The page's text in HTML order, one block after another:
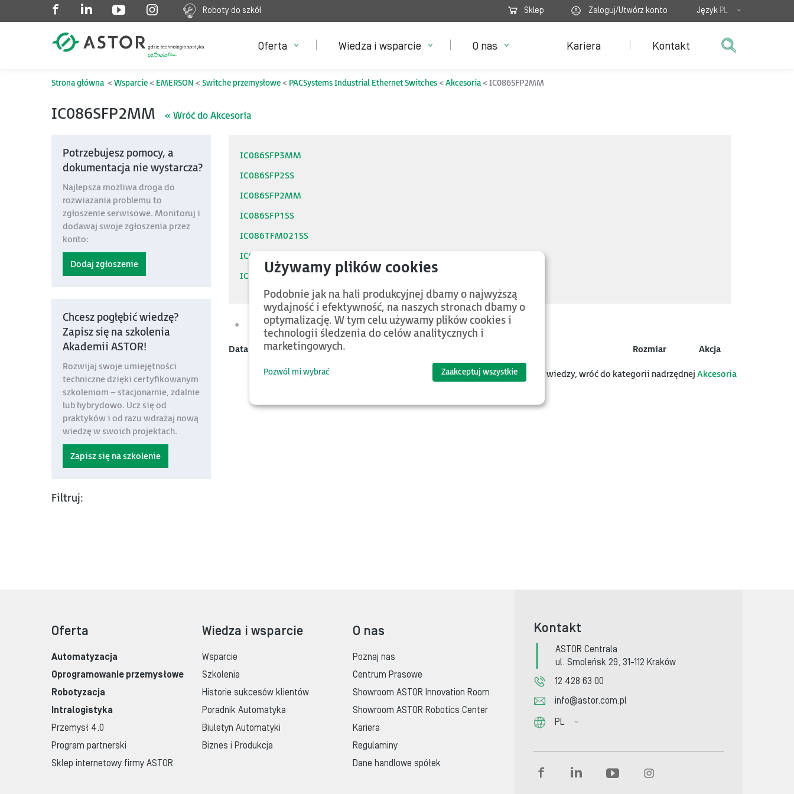
Roboty do szkół Sklep Zaloguj/Utwórz konto Język PL
Oferta Wiedza i wsparcie O nas Kariera Kontakt
Strona główna Wsparcie EMERSON Switche przemysłowe PACSystems Industrial Ethernet Switches Akcesoria IC086SFP2MM
IC086SFP2MM « Wróć do Akcesoria
Potrzebujesz pomocy, a
dokumentacja nie wystarcza?
Najlepsza możliwa droga do
rozwiazania problemu to
zgłoszenie serwisowe. Monitoruj i
dodawaj swoje zgłoszenia przez
konto:
Dodaj zgłoszenie
Chcesz pogłębić wiedzę?
Zapisz się na szkolenia
Akademii ASTOR!
Rozwijaj swoje umiejętności
techniczne dzięki certyfikowanym
szkoleniom – stacjonarnie, zdalnie
lub hybrydowo. Ucz się od
praktyków i od razu wdrażaj nową
wiedzę w swoich projektach.
Zapisz się na szkolenie
Filtruj:
IC086SFP3MM
IC086SFP2SS
IC086SFP2MM
IC086SFP1SS
IC086TFM021SS
IC086TFM021MM
IC086SFP1MM
Data mod. Kategoria Rozmiar Akcja
Jeśli chcesz znaleźć więcej plików oraz bazy wiedzy, wróć do kategorii nadrzędnej Akcesoria
Oferta
Automatyzacja
Oprogramowanie przemysłowe
Robotyzacja
Intralogistyka
Przemysł 4.0
Program partnerski
Sklep internetowy firmy ASTOR
Wiedza i wsparcie
Wsparcie
Szkolenia
Historie sukcesów klientów
Poradnik Automatyka
Biuletyn Automatyki
Biznes i Produkcja
O nas
Poznaj nas
Centrum Prasowe
Showroom ASTOR Innovation Room
Showroom ASTOR Robotics Center
Kariera
Regulaminy
Dane handlowe spółek
Kontakt
ASTOR Centrala
ul. Smoleńsk 29, 31-112 Kraków
12 428 63 00
info@astor.com.pl
PL
Podobnie jak na hali produkcyjnej dbamy o najwyższą
wydajność i efektywność, na naszych stronach dbamy o
optymalizację. W tym celu używamy plików cookies i
technologii śledzenia do celów analitycznych i
marketingowych.
Pozwól mi wybrać Zaakceptuj wszystkie